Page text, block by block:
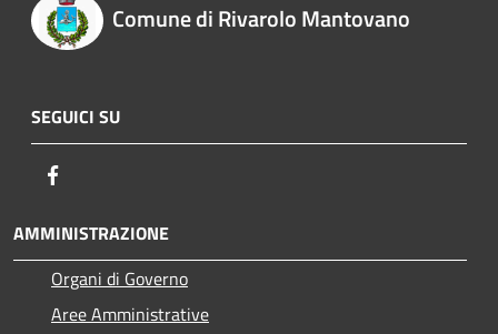
Comune di Rivarolo Mantovano
SEGUICI SU
AMMINISTRAZIONE
Organi di Governo
Aree Amministrative